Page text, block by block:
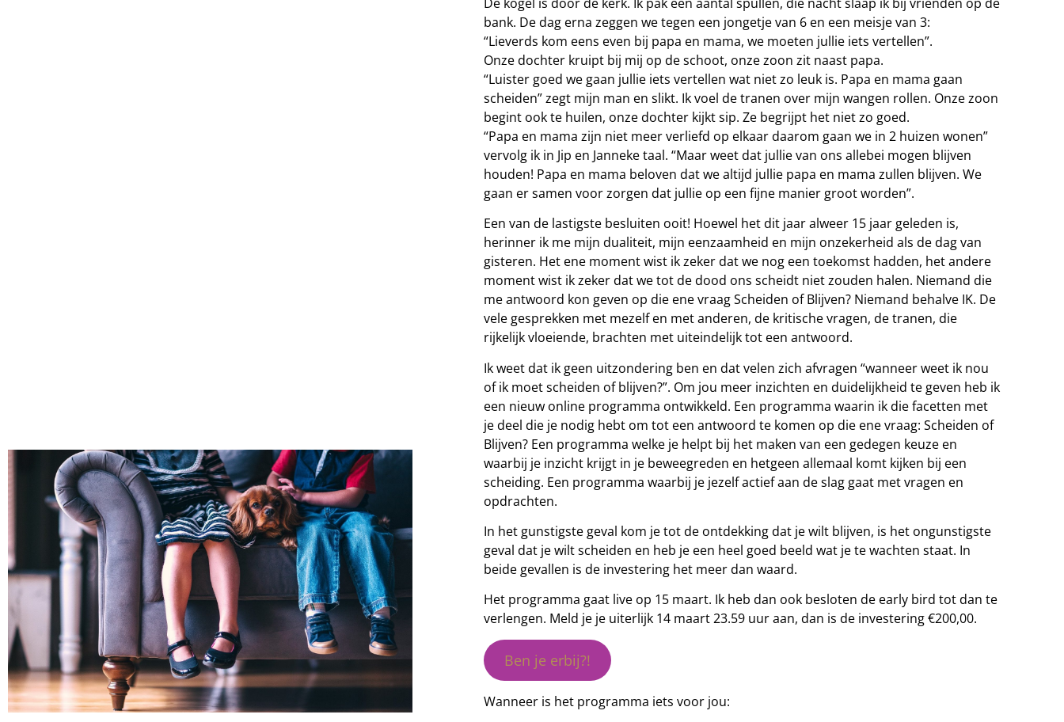
bank. De dag erna zeggen we tegen een jongetje van 6 en een meisje van 3:
“Lieverds kom eens even bij papa en mama, we moeten jullie iets vertellen”.
Onze dochter kruipt bij mij op de schoot, onze zoon zit naast papa.
“Luister goed we gaan jullie iets vertellen wat niet zo leuk is. Papa en mama gaan
scheiden” zegt mijn man en slikt. Ik voel de tranen over mijn wangen rollen. Onze zoon
begint ook te huilen, onze dochter kijkt sip. Ze begrijpt het niet zo goed.
“Papa en mama zijn niet meer verliefd op elkaar daarom gaan we in 2 huizen wonen”
vervolg ik in Jip en Janneke taal. “Maar weet dat jullie van ons allebei mogen blijven
houden! Papa en mama beloven dat we altijd jullie papa en mama zullen blijven. We
gaan er samen voor zorgen dat jullie op een fijne manier groot worden”.
Een van de lastigste besluiten ooit! Hoewel het dit jaar alweer 15 jaar geleden is,
herinner ik me mijn dualiteit, mijn eenzaamheid en mijn onzekerheid als de dag van
gisteren. Het ene moment wist ik zeker dat we nog een toekomst hadden, het andere
moment wist ik zeker dat we tot de dood ons scheidt niet zouden halen. Niemand die
me antwoord kon geven op die ene vraag Scheiden of Blijven? Niemand behalve IK. De
vele gesprekken met mezelf en met anderen, de kritische vragen, de tranen, die
rijkelijk vloeiende, brachten met uiteindelijk tot een antwoord.
Ik weet dat ik geen uitzondering ben en dat velen zich afvragen “wanneer weet ik nou
of ik moet scheiden of blijven?”. Om jou meer inzichten en duidelijkheid te geven heb ik
een nieuw online programma ontwikkeld. Een programma waarin ik die facetten met
je deel die je nodig hebt om tot een antwoord te komen op die ene vraag: Scheiden of
Blijven? Een programma welke je helpt bij het maken van een gedegen keuze en
waarbij je inzicht krijgt in je beweegreden en hetgeen allemaal komt kijken bij een
scheiding. Een programma waarbij je jezelf actief aan de slag gaat met vragen en
opdrachten.
In het gunstigste geval kom je tot de ontdekking dat je wilt blijven, is het ongunstigste
geval dat je wilt scheiden en heb je een heel goed beeld wat je te wachten staat. In
beide gevallen is de investering het meer dan waard.
Het programma gaat live op 15 maart. Ik heb dan ook besloten de early bird tot dan te
verlengen. Meld je je uiterlijk 14 maart 23.59 uur aan, dan is de investering €200,00.
Ben je erbij?!
Wanneer is het programma iets voor jou: